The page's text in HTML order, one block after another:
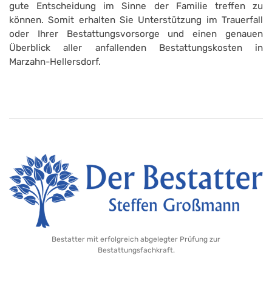
gute Entscheidung im Sinne der Familie treffen zu
können. Somit erhalten Sie Unterstützung im Trauerfall
oder Ihrer Bestattungsvorsorge und einen genauen
Überblick aller anfallenden Bestattungskosten in
Marzahn-Hellersdorf.
Bestatter mit erfolgreich abgelegter Prüfung zur
Bestattungsfachkraft.